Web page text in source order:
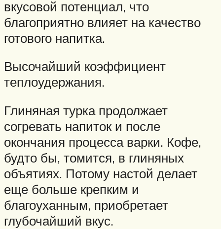
вкусовой потенциал, что
благоприятно влияет на качество
готового напитка.
Высочайший коэффициент
теплоудержания.
Глиняная турка продолжает
согревать напиток и после
окончания процесса варки. Кофе,
будто бы, томится, в глиняных
объятиях. Потому настой делает
еще больше крепким и
благоуханным, приобретает
глубочайший вкус.